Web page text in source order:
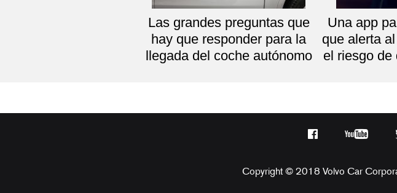
Las grandes preguntas que
hay que responder para la
llegada del coche autónomo
Una app
que alerta
el riesgo de
Copyright © 2018 Volvo Car